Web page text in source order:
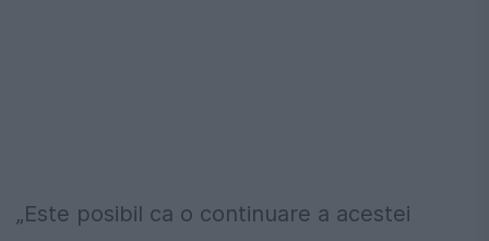
„Este posibil ca o continuare a acestei